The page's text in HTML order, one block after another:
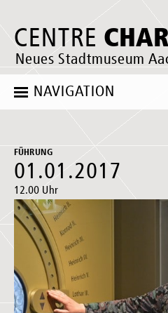
CENTRE
Neues Stadtmuseum
NAVIGATION
FÜHRUNG
01.01.2017
12.00 Uhr